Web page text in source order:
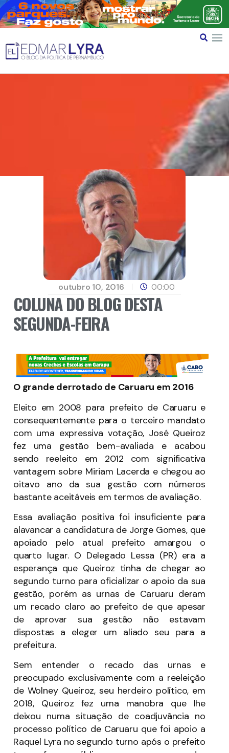
outubro 10, 2016 00:00
COLUNA DO BLOG DESTA
SEGUNDA-FEIRA
O grande derrotado de Caruaru em 2016
Eleito em 2008 para prefeito de Caruaru e
consequentemente para o terceiro mandato
com uma expressiva votação, José Queiroz
fez uma gestão bem-avaliada e acabou
sendo reeleito em 2012 com significativa
vantagem sobre Miriam Lacerda e chegou ao
oitavo ano da sua gestão com números
bastante aceitáveis em termos de avaliação.
Essa avaliação positiva foi insuficiente para
alavancar a candidatura de Jorge Gomes, que
apoiado pelo atual prefeito amargou o
quarto lugar. O Delegado Lessa (PR) era a
esperança que Queiroz tinha de chegar ao
segundo turno para oficializar o apoio da sua
gestão, porém as urnas de Caruaru deram
um recado claro ao prefeito de que apesar
de aprovar sua gestão não estavam
dispostas a eleger um aliado seu para a
prefeitura.
Sem entender o recado das urnas e
preocupado exclusivamente com a reeleição
de Wolney Queiroz, seu herdeiro político, em
2018, Queiroz fez uma manobra que lhe
deixou numa situação de coadjuvância no
processo político de Caruaru que foi apoio a
Raquel Lyra no segundo turno após o prefeito